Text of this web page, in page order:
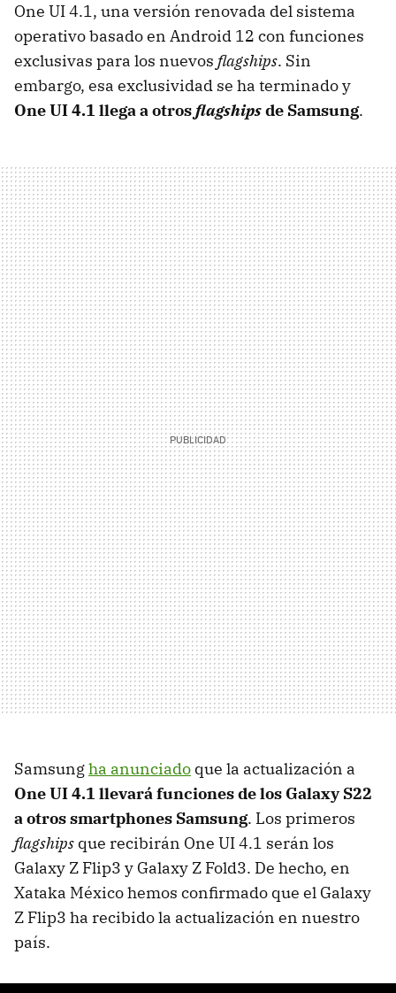
One UI 4.1, una versión renovada del sistema
operativo basado en Android 12 con funciones
exclusivas para los nuevos flagships. Sin
embargo, esa exclusividad se ha terminado y
One UI 4.1 llega a otrosflagshipsde Samsung.
Samsungha anunciado que la actualización a
One UI 4.1 llevará funciones de los Galaxy S22
a otros smartphones Samsung. Los primeros
flagships que recibirán One UI 4.1 serán los
Galaxy Z Flip3 y Galaxy Z Fold3. De hecho, en
Xataka México hemos confirmado que el Galaxy
Z Flip3 ha recibido la actualización en nuestro
país.